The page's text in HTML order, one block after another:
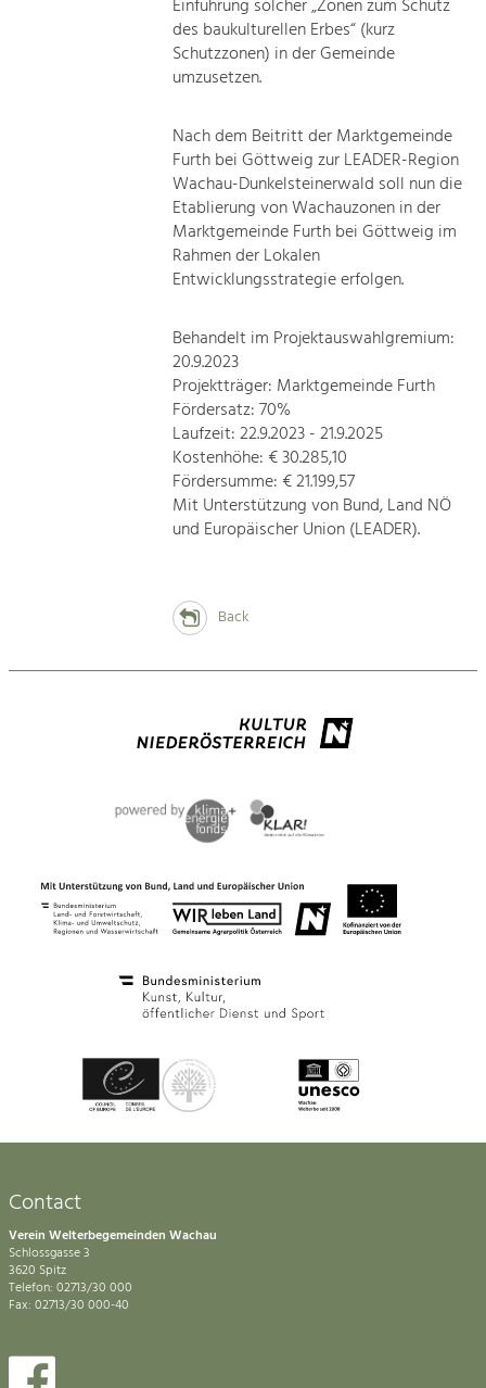
Einführung solcher „Zonen zum Schutz
des baukulturellen Erbes“ (kurz
Schutzzonen) in der Gemeinde
umzusetzen.
Nach dem Beitritt der Marktgemeinde
Furth bei Göttweig zur LEADER-Region
Wachau-Dunkelsteinerwald soll nun die
Etablierung von Wachauzonen in der
Marktgemeinde Furth bei Göttweig im
Rahmen der Lokalen
Entwicklungsstrategie erfolgen.
Behandelt im Projektauswahlgremium:
20.9.2023
Projektträger: Marktgemeinde Furth
Fördersatz: 70%
Laufzeit: 22.9.2023 - 21.9.2025
Kostenhöhe: € 30.285,10
Fördersumme: € 21.199,57
Mit Unterstützung von Bund, Land NÖ
und Europäischer Union (LEADER).
Back
Contact
Verein Welterbegemeinden Wachau
Schlossgasse 3
3620 Spitz
Telefon: 02713/30 000
Fax: 02713/30 000-40